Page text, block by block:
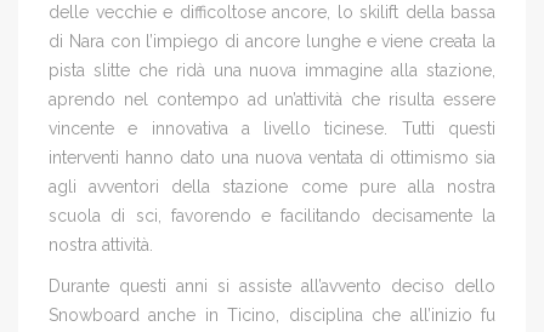
delle vecchie e difficoltose ancore, lo skilift della bassa
di Nara con l’impiego di ancore lunghe e viene creata la
pista slitte che ridà una nuova immagine alla stazione,
aprendo nel contempo ad un’attività che risulta essere
vincente e innovativa a livello ticinese. Tutti questi
interventi hanno dato una nuova ventata di ottimismo sia
agli avventori della stazione come pure alla nostra
scuola di sci, favorendo e facilitando decisamente la
nostra attività.
Durante questi anni si assiste all’avvento deciso dello
Snowboard anche in Ticino, disciplina che all’inizio fu